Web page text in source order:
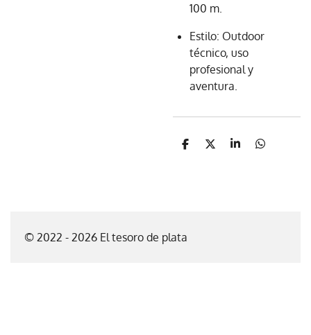
100 m.
Estilo: Outdoor
técnico, uso
profesional y
aventura.
C
r
C
C
C
© 2022 - 2026 El tesoro de plata